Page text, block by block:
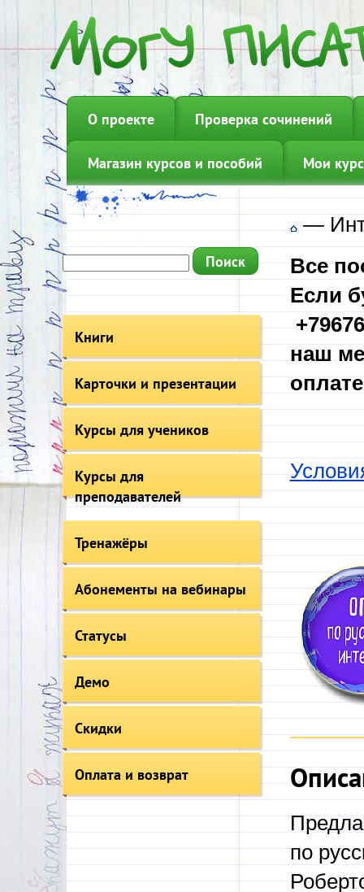
О проекте Проверка сочинений
Магазин курсов и пособий Мои
Книги
Карточки и презентации
Курсы для учеников
Курсы для
преподавателей
Тренажёры
Абонементы на вебинары
Статусы
Демо
Скидки
Оплата и возврат
—
Все
Если
наш
по